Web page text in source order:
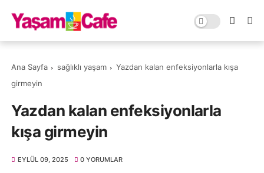
Ana Sayfa sağlıklı yaşam
Yazdan kalan enfeksiyonlarla kışa
girmeyin
Yazdan kalan enfeksiyonlarla
kışa girmeyin
EYLÜL 09, 2025 0 YORUMLAR